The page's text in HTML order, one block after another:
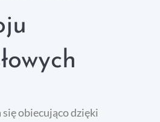
obiecująco dzięki